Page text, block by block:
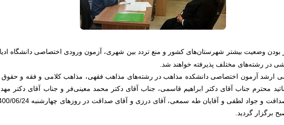
بودن وضعیت بیشتر شهرستان‌های کشور و منع تردد بین شهری، آزمون ورودی اختصاصی دانشگاه
در رشته‌های مختلف پذیرفته خواهند شد.
ارشد آزمون اختصاصی دانشکده مذاهب در رشته‌های مذاهب فقهی، مذاهب کلامی و فقه و
محترم جناب آقای دکتر ابراهیم قاسمی، جناب آقای دکتر محمد معینی‌فر و جناب آقای دکتر